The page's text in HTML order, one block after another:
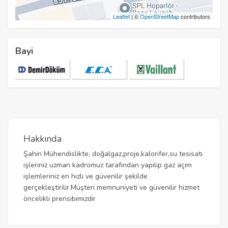
Leaflet | ©OpenStreetMapcontributors
Bayi
Hakkında
Şahin Mühendislikte; doğalgaz,proje,kalorifer,su tesisatı
işleriniz uzman kadromuz tarafından yapılıp gaz açım
işlemleriniz en hızlı ve güvenilir şekilde
gerçekleştirilir.Müşteri memnuniyeti ve güvenilir hizmet
öncelikli prensibimizdir